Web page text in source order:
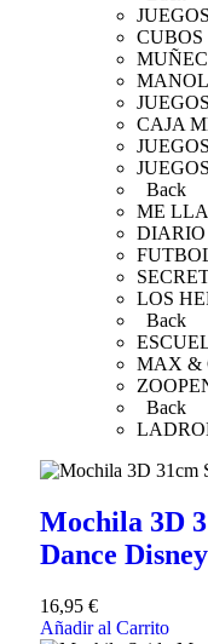
JUEGOS
CUBOS
CAJA
Back
ME
DIARIO
LOS
Back
MAX &
Back
Mochila 3D
Dance Disney
16,95 €
Añadir al Carrito